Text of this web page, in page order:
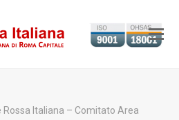
Rossa Italiana – Comitato Area